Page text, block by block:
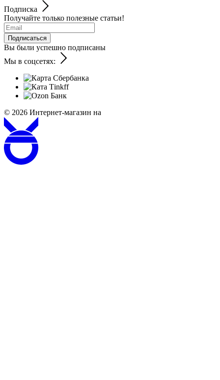
Подписка
Получайте только полезные статьи!
Подписаться
Вы были успешно подписаны
Мы в соцсетях:
© 2026 Интернет-магазин на